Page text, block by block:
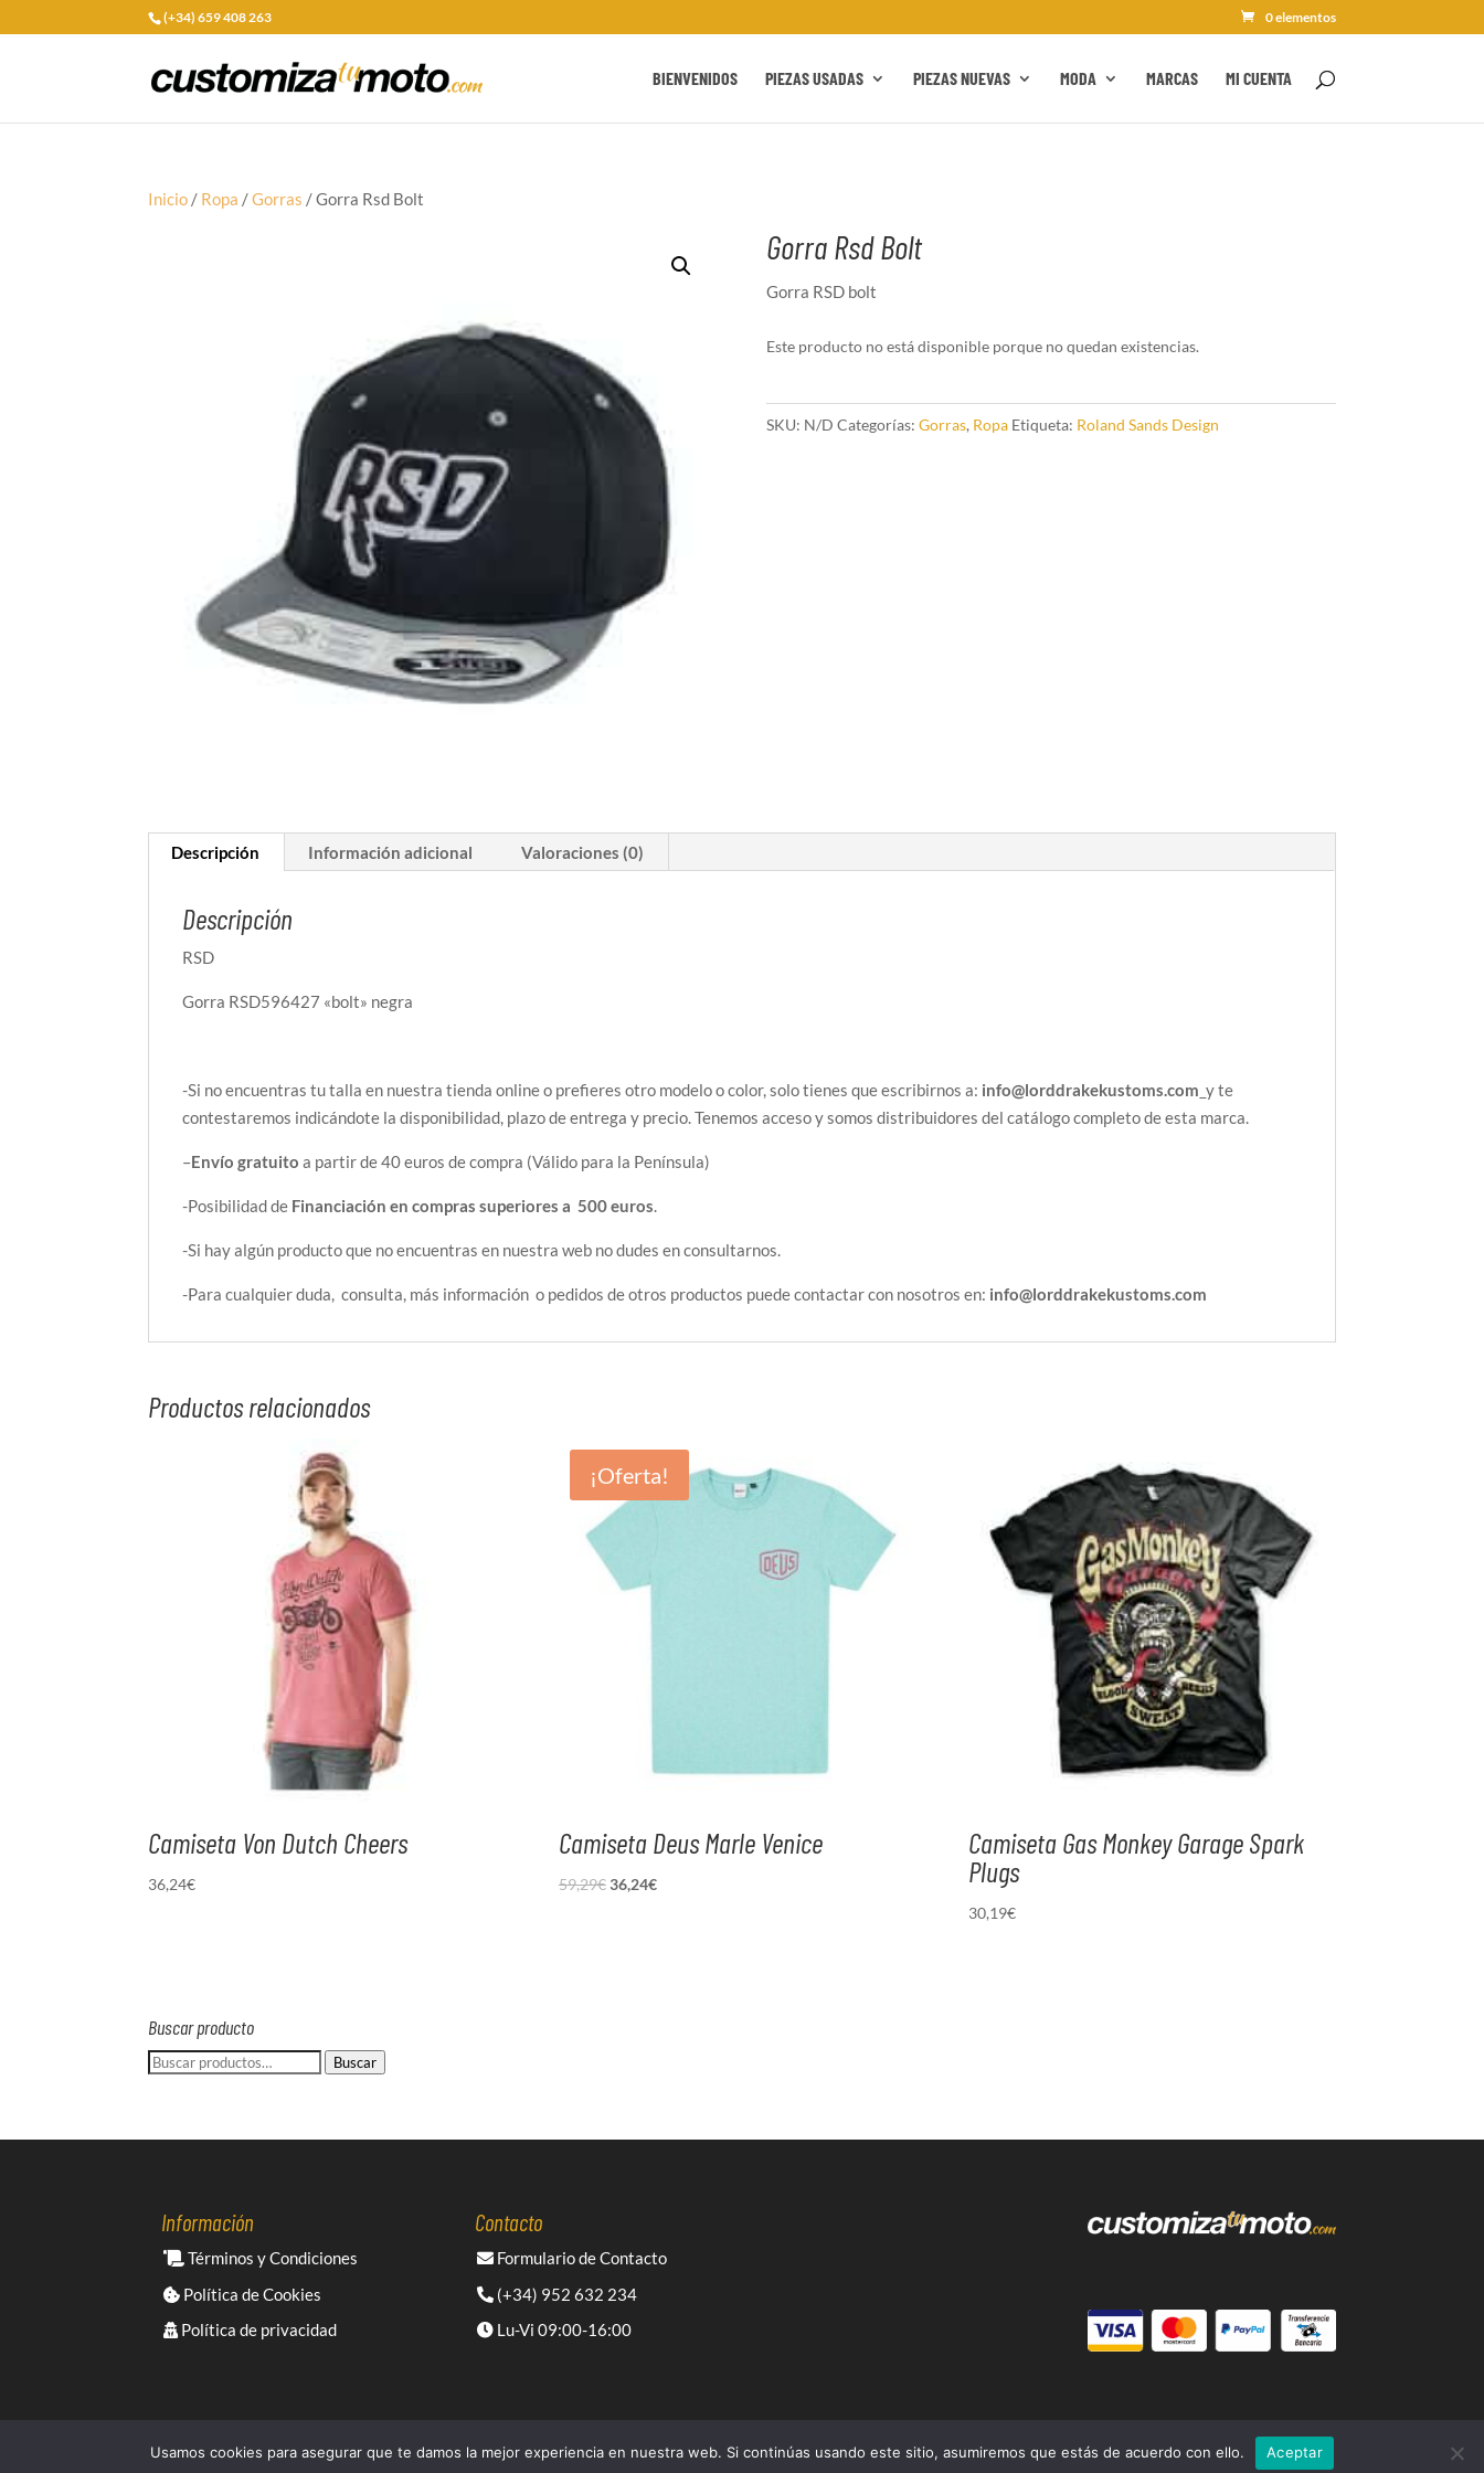
(+34) 659 408 263 0 elementos
BIENVENIDOS PIEZAS USADAS PIEZAS NUEVAS MODA MARCAS MI CUENTA
Inicio / Ropa /Gorras / Gorra Rsd Bolt
Gorra Rsd Bolt
Gorra RSD bolt
Este producto no está disponible porque no quedan existencias.
SKU: N/D Categorías: Gorras, Ropa Etiqueta: Roland Sands Design
Descripción Información adicional Valoraciones (0)
Descripción
RSD
Gorra RSD596427 «bolt» negra
-Si no encuentras tu talla en nuestra tienda online o prefieres otro modelo o color, solo tienes que escribirnos a: info@lorddrakekustoms.com y te
contestaremos indicándote la disponibilidad, plazo de entrega y precio. Tenemos acceso y somos distribuidores del catálogo completo de esta marca.
–Envío gratuito a partir de 40 euros de compra (Válido para la Península)
-Posibilidad de Financiación en compras superiores a 500 euros.
-Si hay algún producto que no encuentras en nuestra web no dudes en consultarnos.
-Para cualquier duda, consulta, más información o pedidos de otros productos puede contactar con nosotros en: info@lorddrakekustoms.com
Productos relacionados
Camiseta Von Dutch Cheers
36,24€
¡Oferta!
Camiseta Deus Marle Venice
59,29€El
36,24€El
Camiseta Gas Monkey Garage Spark
Plugs
30,19€
Buscar producto
Buscar
Buscar
Información
Términos y Condiciones
Política de Cookies
Política de privacidad
Contacto
Formulario de Contacto
(+34) 952 632 234
Lu-Vi 09:00-16:00
© 2021 -Cafe Racer Moto- Una página web del grupoLord Drake Kustoms | Diseño Branding Builders
Usamos cookies para asegurar que te damos la mejor experiencia en nuestra web. Si continúas usando este sitio, asumiremos que estás de acuerdo con ello. Aceptar